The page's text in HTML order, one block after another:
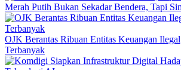
Merah Putih Bukan Sekadar Bendera, Tapi
OJK Berantas Ribuan Entitas Keuangan
Terbanyak